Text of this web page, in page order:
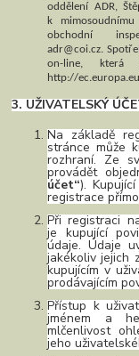
oddělení ADR,
k
obchodní
adr@coi.cz.
on-line, která
http://
3. UŽIVATELSKÝ
Na základě
stránce může
rozhraní. Ze
provádět
účet“).
registrace
Při registraci
je kupující
údaje. Údaje
jakékoliv jejich
kupujícím v
prodávajícím
Přístup k
jménem a
mlčenlivost
jeho